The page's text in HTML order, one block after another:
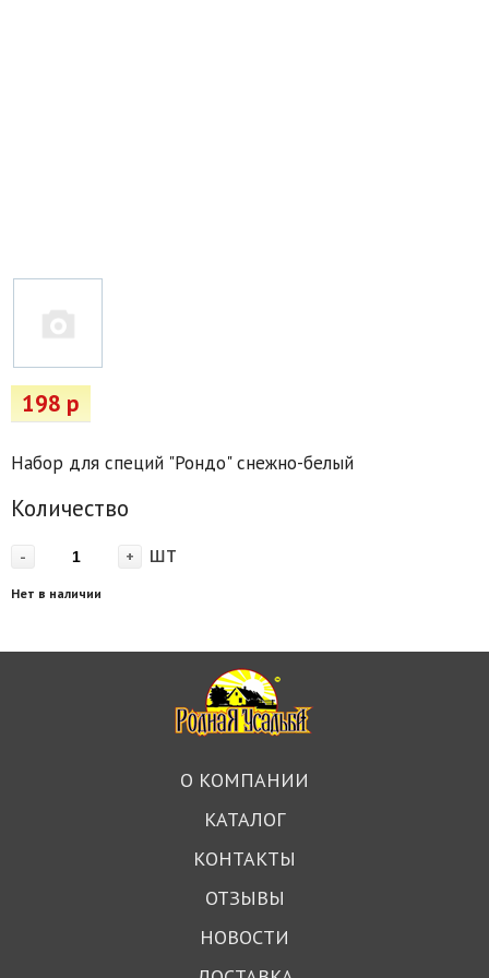
198 р
Набор для специй "Рондо" снежно-белый
Количество
- + шт
Нет в наличии
О КОМПАНИИ
КАТАЛОГ
КОНТАКТЫ
ОТЗЫВЫ
НОВОСТИ